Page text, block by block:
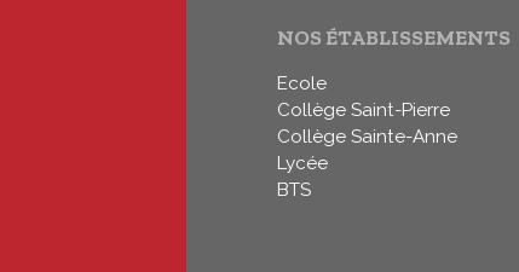
NOS ÉTABLISSEMENTS
Ecole
Collège Saint-Pierre
Collège Sainte-Anne
Lycée
BTS